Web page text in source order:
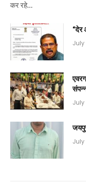
कर रहे…
“देर
July
July
July